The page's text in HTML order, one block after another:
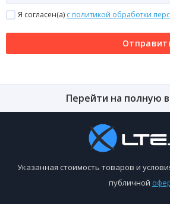
Я согласен(a) с политикой обработки
Перейти на полную
Указанная стоимость товаров и
публичной